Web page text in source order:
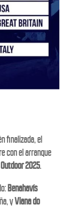
finalizada, el
con el arranque
2025.
Benahavís
yViana do